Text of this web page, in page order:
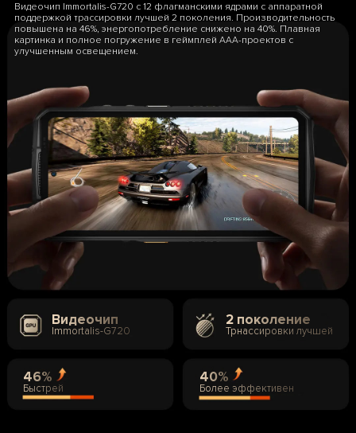
Видеочип Immortalis-G720 с 12 флагманскими ядрами с аппаратной
поддержкой трассировки лучшей 2 поколения. Производительность
повышена на 46%, энергопотребление снижено на 40%. Плавная
картинка и полное погружение в геймплей ААА-проектов с
улучшенным освещением.
Видеочип
Immortalis-G720
46%
Быстрей
40%
Более эффективен
2 поколение
Трнассировки лучшей